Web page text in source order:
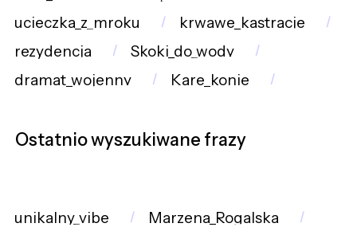
ucieczka_z_mroku
krwawe_kastracje
rezydencja
Skoki_do_wody
dramat_wojenny
Kare_konie
Ostatnio wyszukiwane frazy
unikalny_vibe
Marzena_Rogalska